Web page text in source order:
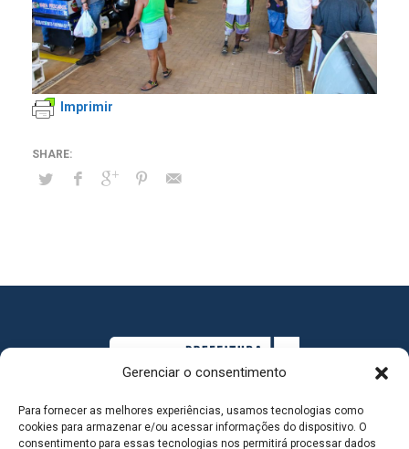
Gerenciar o consentimento
Para fornecer as melhores experiências, usamos tecnologias como
cookies para armazenar e/ou acessar informações do dispositivo. O
consentimento para essas tecnologias nos permitirá processar dados
Imprimir